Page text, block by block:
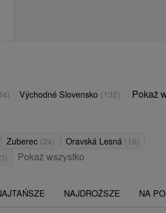
Východné Slovensko (132) Pokaż
Zuberec (24) Oravská Lesná (16)
Pokaż wszystko
NAJDROŻSZE NA